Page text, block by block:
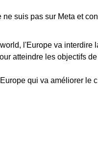
ne suis pas sur Meta et
l'Europe va interdire
atteindre les objectifs
qui va améliorer le